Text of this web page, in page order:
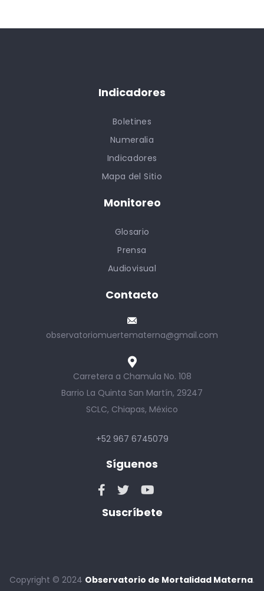
Indicadores
Boletines
Numeralia
Indicadores
Mapa del Sitio
Monitoreo
Glosario
Prensa
Audiovisual
Contacto
observatoriomuertematerna@gmail.com
Carretera a Chamula No. 108
Barrio La Quinta San Martín, 29247
SCLC, Chiapas, México
+52 967 6745079
Síguenos
Suscríbete
Copyright © 2024 Observatorio de Mortalidad Materna.